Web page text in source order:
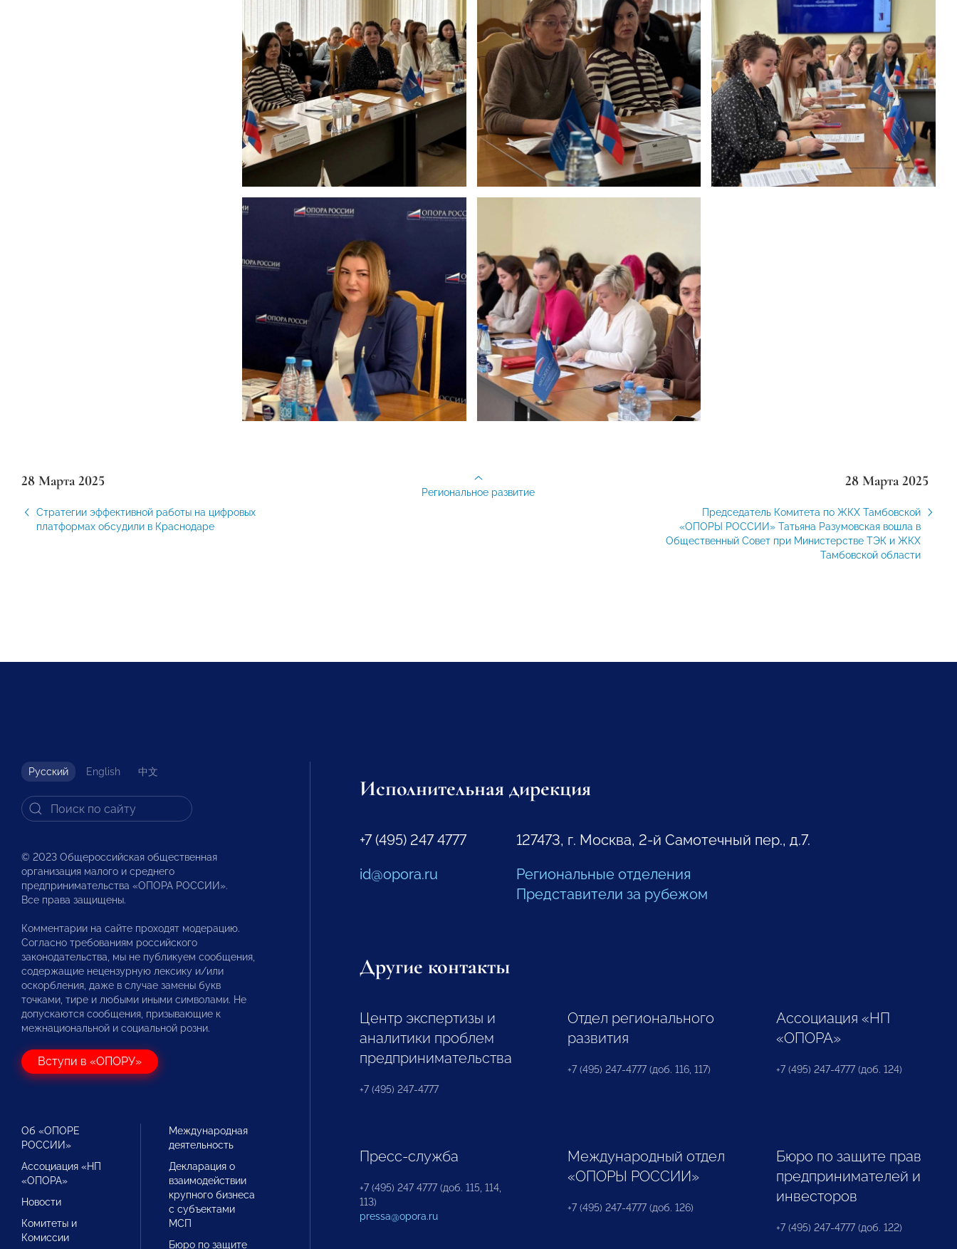
28 Марта 2025
Стратегии эффективной работы на цифровых
платформах обсудили в Краснодаре
28 Марта 2025
Председатель Комитета по ЖКХ Тамбовской
«ОПОРЫ РОССИИ» Татьяна Разумовская вошла в
Общественный Совет при Министерстве ТЭК и ЖКХ
Тамбовской области
Региональное развитие
Русский English 中文
© 2023 Общероссийская общественная
организация малого и среднего
предпринимательства «ОПОРА РОССИИ».
Все права защищены.
Комментарии на сайте проходят модерацию.
Согласно требованиям российского
законодательства, мы не публикуем сообщения,
содержащие нецензурную лексику и/или
оскорбления, даже в случае замены букв
точками, тире и любыми иными символами. Не
допускаются сообщения, призывающие к
межнациональной и социальной розни.
Вступи в «ОПОРУ»
Об «ОПОРЕ
РОССИИ»
Ассоциация «НП
«ОПОРА»
Новости
Комитеты и
Комиссии
Международная
деятельность
Декларация о
взаимодействии
крупного бизнеса
с субъектами
МСП
Бюро по защите
Исполнительная дирекция
+7 (495) 247 4777
id@opora.ru
127473, г. Москва, 2-й Самотечный пер., д.7.
Региональные отделения
Представители за рубежом
Другие контакты
Центр экспертизы и
аналитики проблем
предпринимательства
+7 (495) 247-4777
Отдел регионального
развития
+7 (495) 247-4777 (доб. 116, 117)
Ассоциация «НП
«ОПОРА»
+7 (495) 247-4777 (доб. 124)
Пресс-служба
+7 (495) 247 4777 (доб. 115, 114,
113)
pressa@opora.ru
Международный отдел
«ОПОРЫ РОССИИ»
+7 (495) 247-4777 (доб. 126)
Бюро по защите прав
предпринимателей и
инвесторов
+7 (495) 247-4777 (доб. 122)